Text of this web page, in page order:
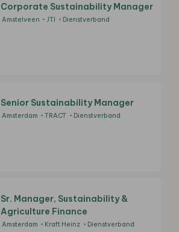
Corporate Sustainability Manager
Amstelveen JTI Dienstverband
Senior Sustainability Manager
Amsterdam TRACT Dienstverband
Sr. Manager, Sustainability &
Agriculture Finance
Amsterdam Kraft Heinz Dienstverband